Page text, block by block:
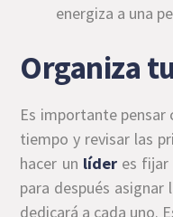
energiza a una
Organiza
Es importante pensar
tiempo y revisar las
hacer un líderes fijar
para después
dedicará a cada uno.